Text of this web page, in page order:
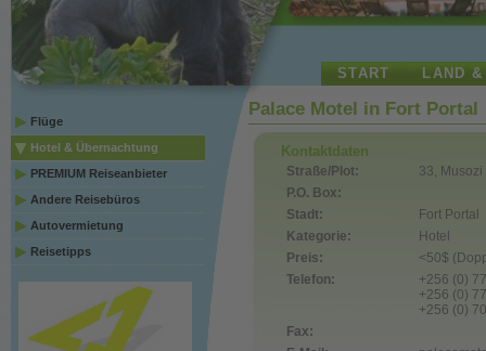
START LAND
Flüge
Hotel & Übernachtung
PREMIUM Reiseanbieter
Andere Reisebüros
Autovermietung
Reisetipps
Palace Motel in Fort Portal
Kontaktdaten
Straße/Plot:
33,
P.O. Box:
Stadt:
Fort Portal
Kategorie:
Hotel
Preis:
<50$
Telefon:
+256 (0)
+256 (0)
+256 (0)
Fax: